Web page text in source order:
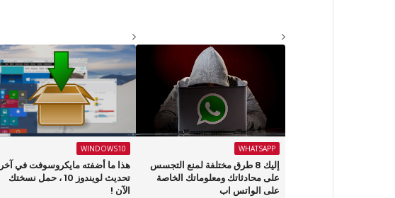
WHATSAPP
إليك 8 طرق مختلفة لمنع التجسس
على محادثاتك ومعلوماتك الخاصة
على الواتس اب
WINDOWS10
هذا ما أضفته مايكروسوفت في آخر
تحديث لويندوز 10 ، حمل نسختك
الآن !